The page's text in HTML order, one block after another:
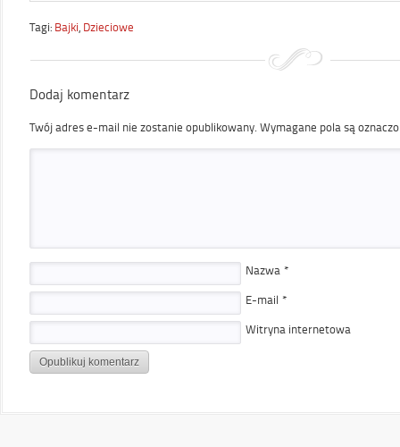
Tagi: Bajki, Dzieciowe
Dodaj komentarz
Twój adres e-mail nie zostanie opublikowany. Wymagane pola są
Nazwa *
E-mail *
Witryna internetowa